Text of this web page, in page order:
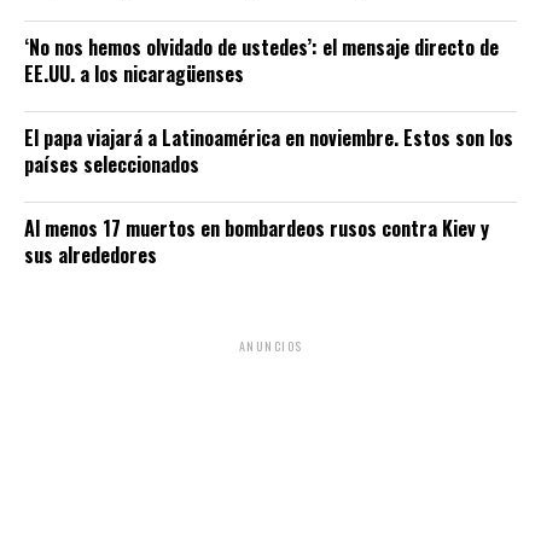
‘No nos hemos olvidado de ustedes’: el mensaje directo de
EE.UU. a los nicaragüenses
El papa viajará a Latinoamérica en noviembre. Estos son los
países seleccionados
Al menos 17 muertos en bombardeos rusos contra Kiev y
sus alrededores
ANUNCIOS